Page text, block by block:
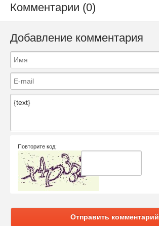
Комментарии (0)
Добавление комментария
Повторите код:
Отправить комментарий